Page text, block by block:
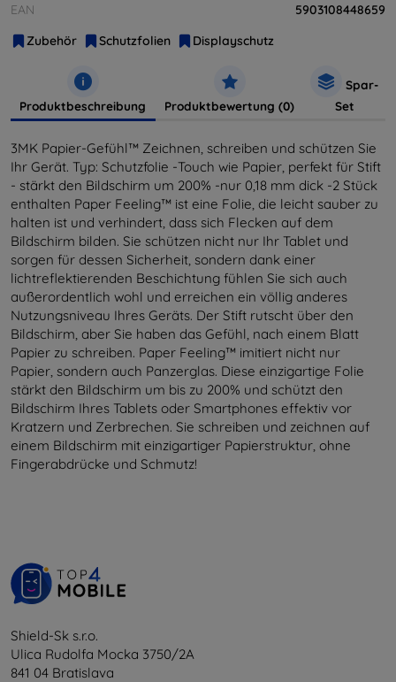
EAN
5903108448659
Zubehör
Schutzfolien Displayschutz
Produktbeschreibung Produktbewertung (0)
Spar-
Set
3MK Papier-Gefühl™ Zeichnen, schreiben und schützen Sie
Ihr Gerät. Typ: Schutzfolie -Touch wie Papier, perfekt für Stift
- stärkt den Bildschirm um 200% -nur 0,18 mm dick -2 Stück
enthalten Paper Feeling™ ist eine Folie, die leicht sauber zu
halten ist und verhindert, dass sich Flecken auf dem
Bildschirm bilden. Sie schützen nicht nur Ihr Tablet und
sorgen für dessen Sicherheit, sondern dank einer
lichtreflektierenden Beschichtung fühlen Sie sich auch
außerordentlich wohl und erreichen ein völlig anderes
Nutzungsniveau Ihres Geräts. Der Stift rutscht über den
Bildschirm, aber Sie haben das Gefühl, nach einem Blatt
Papier zu schreiben. Paper Feeling™ imitiert nicht nur
Papier, sondern auch Panzerglas. Diese einzigartige Folie
stärkt den Bildschirm um bis zu 200% und schützt den
Bildschirm Ihres Tablets oder Smartphones effektiv vor
Kratzern und Zerbrechen. Sie schreiben und zeichnen auf
einem Bildschirm mit einzigartiger Papierstruktur, ohne
Fingerabdrücke und Schmutz!
Shield-Sk s.r.o.
Ulica Rudolfa Mocka 3750/2A
841 04 Bratislava